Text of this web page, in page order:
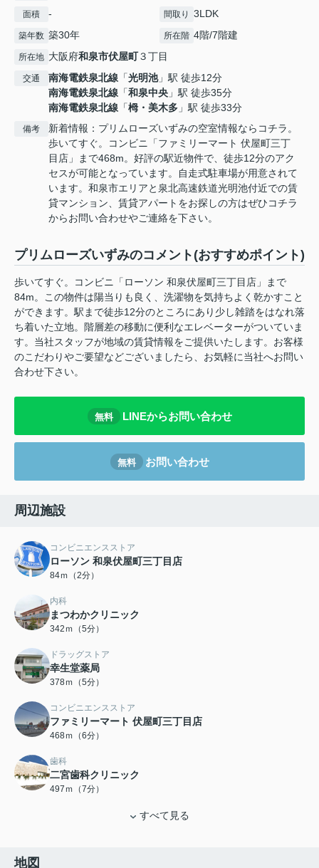
面積 - 間取り 3LDK
築年数 築30年 所在階 4階/7階建
所在地 大阪府和泉市伏屋町３丁目
交通 南海電鉄泉北線 「光明池」駅 徒歩12分
南海電鉄泉北線 「和泉中央 」駅 徒歩35分
南海電鉄泉北線 「栂・美木多 」駅 徒歩33分
備考
新着情報：プリムローズいずみの空室情報ならコチラ。
歩いてすぐ。コンビニ「ファミリーマート 伏屋町三丁
目店」まで468m。好評の駅近物件で、徒歩12分のアク
セスが可能となっています。自走式駐車場が用意されて
います。和泉市エリアと泉北高速鉄道光明池付近での賃
貸マンション、賃貸アパートをお探しの方はぜひコチラ
からお問い合わせやご連絡を下さい。
プリムローズいずみのコメント(おすすめポイント)
歩いてすぐ。コンビニ「ローソン 和泉伏屋町三丁目店」まで
84m。この物件は陽当りも良く、洗濯物を気持ちよく乾かすこと
ができます。駅まで徒歩12分のところにあり少し雑踏をはなれ落
ち着いた立地。階層差の移動に便利なエレベーターがついていま
す。当社スタッフが地域の賃貸情報をご提供いたします。お客様
のこだわりやご要望などございましたら、お気軽に当社へお問い
合わせ下さい。
無料 LINEからお問い合わせ
無料 お問い合わせ
周辺施設
コンビニエンスストア
ローソン 和泉伏屋町三丁目店
84ｍ（2分）
内科
まつわかクリニック
342ｍ（5分）
ドラッグストア
幸生堂薬局
378ｍ（5分）
コンビニエンスストア
ファミリーマート 伏屋町三丁目店
468ｍ（6分）
歯科
二宮歯科クリニック
497ｍ（7分）
すべて見る
地図